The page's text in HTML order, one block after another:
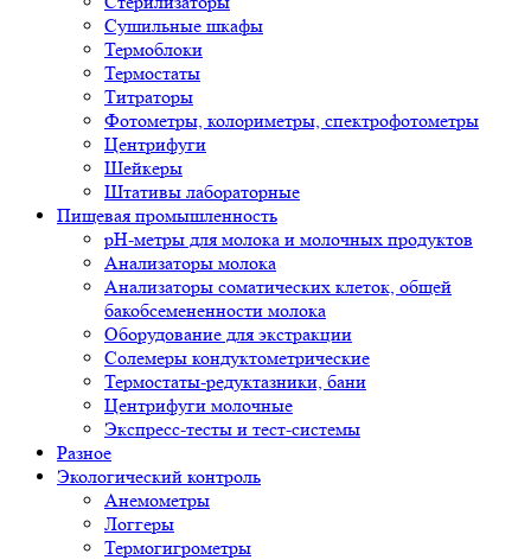
Сушильные шкафы
Термоблоки
Термостаты
Титраторы
Фотометры, колориметры, спектрофотометры
Центрифуги
Шейкеры
Штативы лабораторные
Пищевая промышленность
pH-метры для молока и молочных продуктов
Анализаторы молока
Анализаторы соматических клеток, общей
бакобсемененности молока
Оборудование для экстракции
Солемеры кондуктометрические
Термостаты-редуктазники, бани
Центрифуги молочные
Экспресс-тесты и тест-системы
Разное
Экологический контроль
Анемометры
Логгеры
Термогигрометры